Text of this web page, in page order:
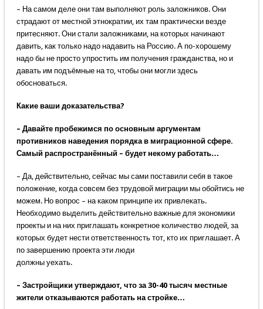
– На самом деле они там выполняют роль заложников. Они
страдают от местной этнократии, их там практически везде
притесняют. Они стали заложниками, на которых начинают
давить, как только надо надавить на Россию. А по-хорошему
надо бы не просто упростить им получения гражданства, но и
давать им подъёмные на то, чтобы они могли здесь
обосноваться.
Какие ваши доказательства?
– Давайте пробежимся по основным аргументам
противников наведения порядка в миграционной сфере.
Самый распространённый – будет некому работать…
– Да, действительно, сейчас мы сами поставили себя в такое
положение, когда совсем без трудовой миграции мы обойтись не
можем. Но вопрос – на каком принципе их привлекать.
Необходимо выделить действительно важные для экономики
проекты и на них приглашать конкретное количество людей, за
которых будет нести ответственность тот, кто их приглашает. А
по завершению проекта эти люди
должны уехать.
– Застройщики утверждают, что за 30-40 тысяч местные
жители отказываются работать на стройке…